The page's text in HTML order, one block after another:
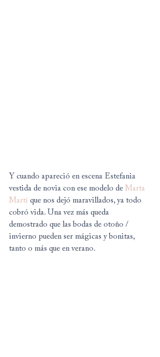
Y cuando apareció en escena Estefania
vestida de novia con ese modelo de Marta
Martí que nos dejó maravillados, ya todo
cobró vida. Una vez más queda
demostrado que las bodas de otoño /
invierno pueden ser mágicas y bonitas,
tanto o más que en verano.